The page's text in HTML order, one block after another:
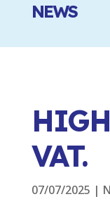
NEWS
VAT.
07/07/2025 |